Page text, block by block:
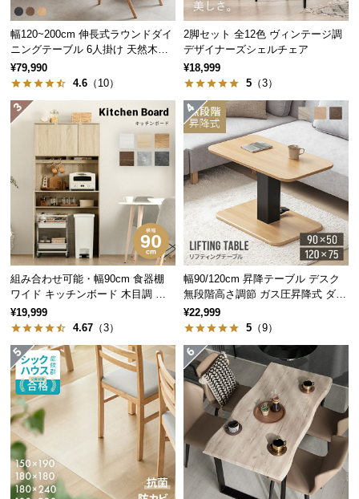
中
型
商
品
の
配
送
つ
て
小
型
商
品
の
配
に
つ
い
て
開
梱
設
人数に合わせて自然な距離を保てる
くっついたり離れたり、人数やシーンに合わせて心
地いい距離感を保てるフレキシブルなダイニングで
す。
幅120~200cm 伸長式ラウンドダイ
ニングテーブル 6人掛け 天然木突
板 美しい格子デザイン
¥79,990
4.6 （10）
2脚セット 全12色 ヴィンテージ調
デザイナーズシェルチェア
¥18,999
5 （3）
組み合わせ可能・幅90cm 食器棚
ワイド キッチンボード 木目調 レ
イアウト自在
¥19,999
4.67 （3）
幅90/120cm 昇降テーブル デスク
無段階高さ調節 ガス圧昇降式 ダイ
ニング 高さ55~70cm
¥22,999
5 （9）